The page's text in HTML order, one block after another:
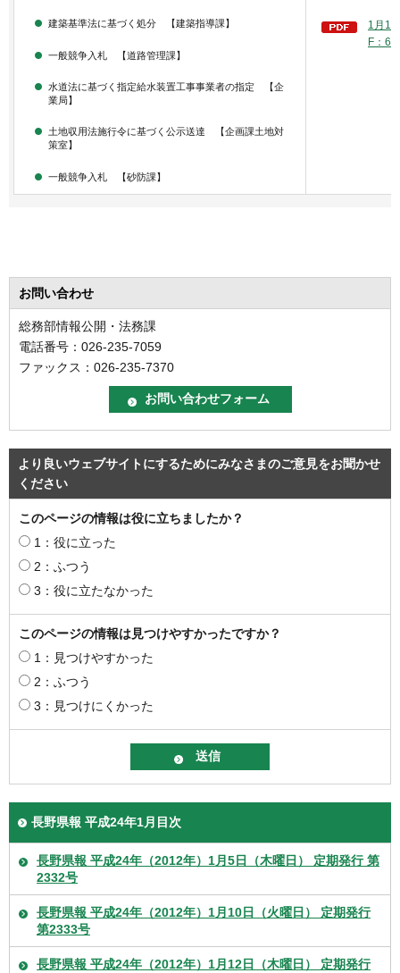
建築基準法に基づく処分 【建築指導課】
一般競争入札 【道路管理課】
水道法に基づく指定給水装置工事事業者の指定 【企
業局】
土地収用法施行令に基づく公示送達 【企画課土地対
策室】
一般競争入札 【砂防課】
1月
F：
お問い合わせ
総務部情報公開・法務課
電話番号：026-235-7059
ファックス：026-235-7370
より良いウェブサイトにするためにみなさまのご意見をお聞かせ
ください
このページの情報は役に立ちましたか？
1：役に立った
2：ふつう
3：役に立たなかった
このページの情報は見つけやすかったですか？
1：見つけやすかった
2：ふつう
3：見つけにくかった
長野県報 平成24年1月目次
長野県報 平成24年（2012年）1月5日（木曜日） 定期発行 第
2332号
長野県報 平成24年（2012年）1月10日（火曜日） 定期発行
第2333号
長野県報 平成24年（2012年）1月12日（木曜日） 定期発行